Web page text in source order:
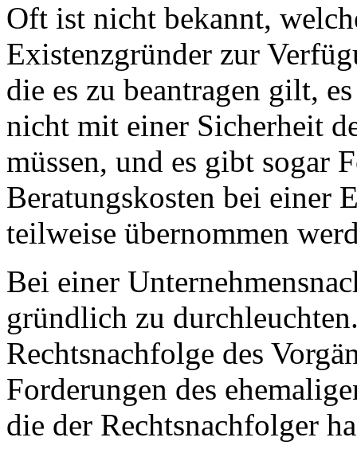
Oft ist nicht bekannt,
Existenzgründer zur
die es zu beantragen gilt,
nicht mit einer Sicherheit
müssen, und es gibt sogar
Beratungskosten bei einer
teilweise übernommen
Bei einer
gründlich zu
Rechtsnachfolge des
Forderungen des
die der Rechtsnachfolger